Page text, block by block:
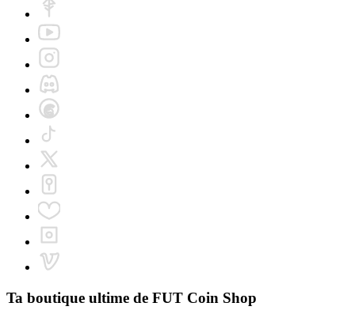
Ta boutique ultime de FUT Coin Shop